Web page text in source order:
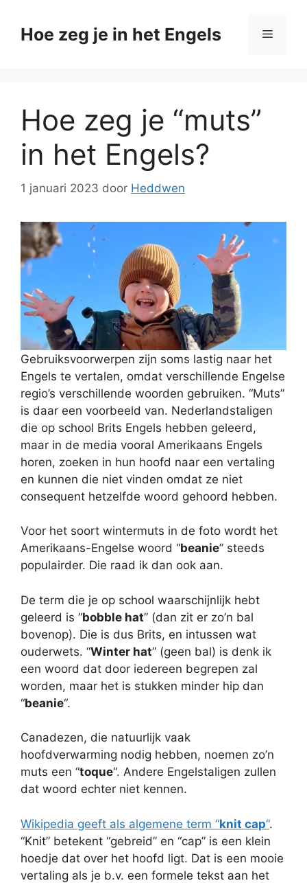
naarHoe zeg je in het Engels Menu
Hoe zeg je “muts”
in het Engels?
1 januari 2023 door Heddwen
Gebruiksvoorwerpen zijn soms lastig naar het
Engels te vertalen, omdat verschillende Engelse
regio’s verschillende woorden gebruiken. “Muts”
is daar een voorbeeld van. Nederlandstaligen
die op school Brits Engels hebben geleerd,
maar in de media vooral Amerikaans Engels
horen, zoeken in hun hoofd naar een vertaling
en kunnen die niet vinden omdat ze niet
consequent hetzelfde woord gehoord hebben.
Voor het soort wintermuts in de foto wordt het
Amerikaans-Engelse woord “beanie” steeds
populairder. Die raad ik dan ook aan.
De term die je op school waarschijnlijk hebt
geleerd is “bobble hat” (dan zit er zo’n bal
bovenop). Die is dus Brits, en intussen wat
ouderwets. “Winter hat” (geen bal) is denk ik
een woord dat door iedereen begrepen zal
worden, maar het is stukken minder hip dan
“beanie“.
Canadezen, die natuurlijk vaak
hoofdverwarming nodig hebben, noemen zo’n
muts een “toque“. Andere Engelstaligen zullen
dat woord echter niet kennen.
Wikipedia geeft als algemene term “knit cap“.
“Knit” betekent “gebreid” en “cap” is een klein
hoedje dat over het hoofd ligt. Dat is een mooie
vertaling als je b.v. een formele tekst aan het